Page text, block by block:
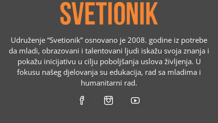
Udruženje “Svetionik” osnovano je 2008. godine iz potrebe
da mladi, obrazovani i talentovani ljudi iskažu svoja znanja i
pokažu inicijativu u cilju poboljšanja uslova življenja. U
fokusu našeg djelovanja su edukacija, rad sa mladima i
humanitarni rad.